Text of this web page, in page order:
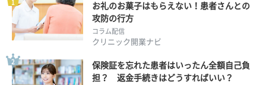
お礼のお菓子はもらえない！患者さんとの
攻防の行方
コラム配信
クリニック開業ナビ
保険証を忘れた患者はいったん全額自己負
担？ 返金手続きはどうすればいい？